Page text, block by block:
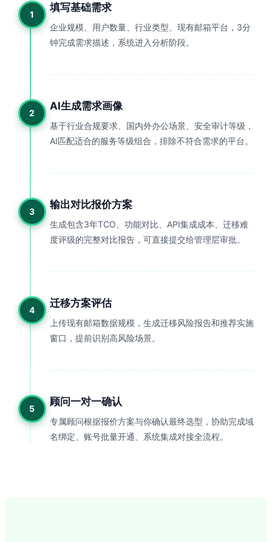
1
填写基础需求
企业规模、用户数量、行业类型、现有邮箱平台，3分
钟完成需求描述，系统进入分析阶段。
2
AI生成需求画像
基于行业合规要求、国内外办公场景、安全审计等级，
AI匹配适合的服务等级组合，排除不符合需求的平台。
3
输出对比报价方案
生成包含3年TCO、功能对比、API集成成本、迁移难
度评级的完整对比报告，可直接提交给管理层审批。
4
迁移方案评估
上传现有邮箱数据规模，生成迁移风险报告和推荐实施
窗口，提前识别高风险场景。
5
顾问一对一确认
专属顾问根据报价方案与你确认最终选型，协助完成域
名绑定、账号批量开通、系统集成对接全流程。